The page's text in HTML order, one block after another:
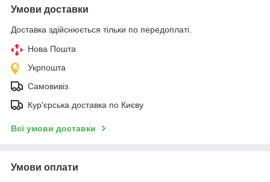
Умови доставки
Доставка здійснюється тільки по передоплаті.
Нова Пошта
Укрпошта
Самовивіз
Кур'єрська доставка по Києву
Всі умови доставки
Умови оплати